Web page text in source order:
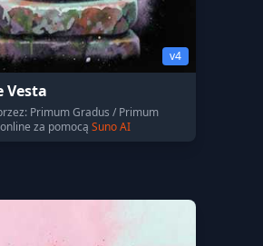
v4
Vesta
Primum Gradus / Primum
za pomocą Suno AI